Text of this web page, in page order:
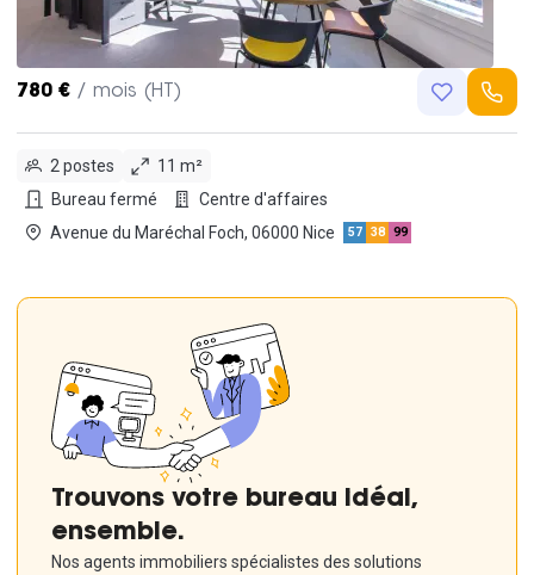
780 € / mois (HT)
2 postes
11 m²
Bureau fermé
Centre d'affaires
Avenue du Maréchal Foch, 06000 Nice
57 38 99
Trouvons votre bureau idéal,
ensemble.
Nos agents immobiliers spécialistes des solutions